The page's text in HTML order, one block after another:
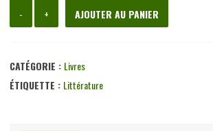
-
de
Marcel
Thiry,
+ AJOUTER AU PANIER
CATÉGORIE : Livres
ÉTIQUETTE : Littérature